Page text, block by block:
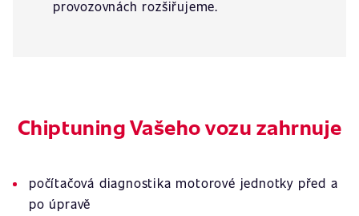
provozovnách rozšiřujeme.
Chiptuning Vašeho vozu zahrnuje
počítačová diagnostika motorové jednotky před a
po úpravě